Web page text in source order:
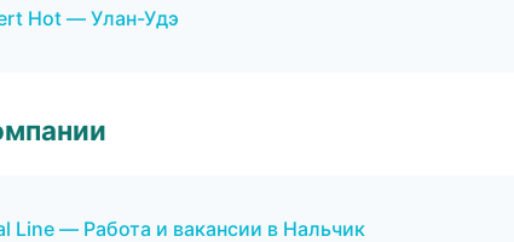
Hot — Улан-Удэ
Line — Работа и вакансии в Нальчик